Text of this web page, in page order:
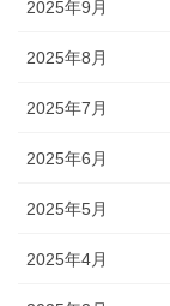
2025年9月
2025年8月
2025年7月
2025年6月
2025年5月
2025年4月